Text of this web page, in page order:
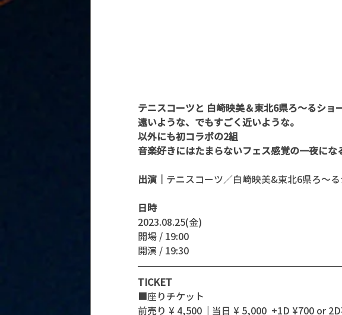
テニスコーツと 白崎映美＆東北6県ろ～るショ
遠いような、でもすごく近いような。
以外にも初コラボの2組
音楽好きにはたまらないフェス感覚の一夜にな
出演｜ テニスコーツ／白崎映美&東北6県ろ～
日時
2023.08.25(金)
開場 / 19:00
開演 / 19:30
TICKET
■座りチケット
前売り ¥ 4,500  | 当日 ¥ 5,000  +1D ¥700 or